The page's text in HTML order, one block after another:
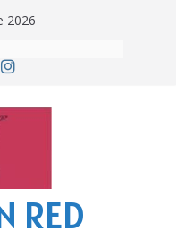
2026
de recomendar
RED